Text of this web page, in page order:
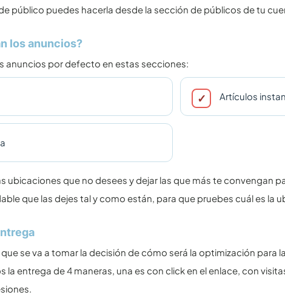
público puedes hacerla desde la sección de públicos de tu
los anuncios?
anuncios por defecto en estas secciones:
Artículos
ubicaciones que no desees y dejar las que más te convengan
que las dejes tal y como están, para que pruebes cuál es la
se va a tomar la decisión de cómo será la optimización para
la entrega de 4 maneras, una es con click en el enlace, con